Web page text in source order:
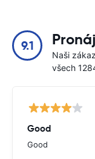
9.1
Naši
všech
Good
Good